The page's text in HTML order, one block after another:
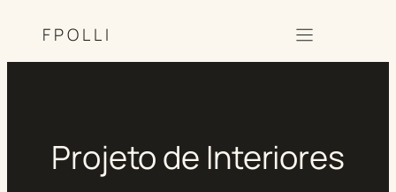
FPOLLI
Projeto de Interiores